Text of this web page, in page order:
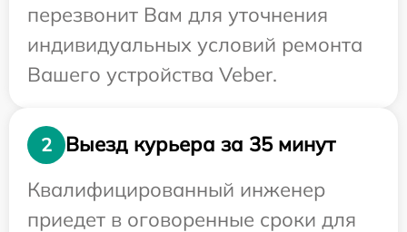
перезвонит Вам для уточнения
индивидуальных условий ремонта
Вашего устройства Veber.
2
Выезд курьера за 35 минут
Квалифицированный инженер
приедет в оговоренные сроки для